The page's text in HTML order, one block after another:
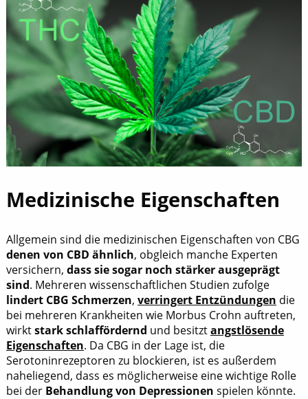
Medizinische Eigenschaften
Allgemein sind die medizinischen Eigenschaften von CBG
denen von CBD ähnlich, obgleich manche Experten
versichern, dass sie sogar noch stärker ausgeprägt
sind. Mehreren wissenschaftlichen Studien zufolge
lindert CBG Schmerzen, verringert Entzündungen die
bei mehreren Krankheiten wie Morbus Crohn auftreten,
wirktstark schlaffördernd und besitztangstlösende
Eigenschaften. Da CBG in der Lage ist, die
Serotoninrezeptoren zu blockieren, ist es außerdem
naheliegend, dass es möglicherweise eine wichtige Rolle
bei der Behandlung von Depressionen spielen könnte.